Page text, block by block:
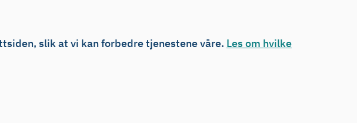
slik at vi kan forbedre tjenestene våre. Les om hvilke